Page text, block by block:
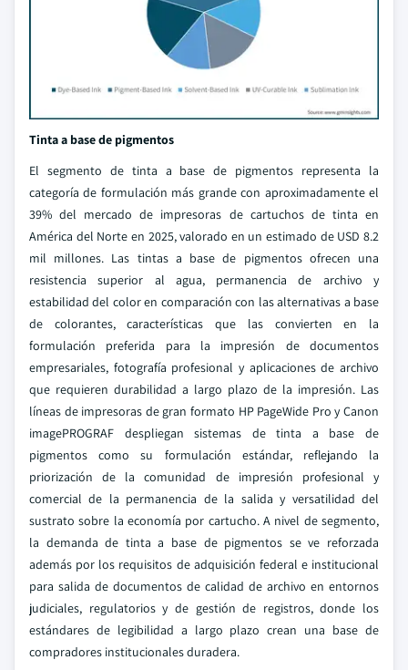
Tinta a base de pigmentos
El segmento de tinta a base de pigmentos representa la
categoría de formulación más grande con aproximadamente el
39% del mercado de impresoras de cartuchos de tinta en
América del Norte en 2025, valorado en un estimado de USD 8.2
mil millones. Las tintas a base de pigmentos ofrecen una
resistencia superior al agua, permanencia de archivo y
estabilidad del color en comparación con las alternativas a base
de colorantes, características que las convierten en la
formulación preferida para la impresión de documentos
empresariales, fotografía profesional y aplicaciones de archivo
que requieren durabilidad a largo plazo de la impresión. Las
líneas de impresoras de gran formato HP PageWide Pro y Canon
imagePROGRAF despliegan sistemas de tinta a base de
pigmentos como su formulación estándar, reflejando la
priorización de la comunidad de impresión profesional y
comercial de la permanencia de la salida y versatilidad del
sustrato sobre la economía por cartucho. A nivel de segmento,
la demanda de tinta a base de pigmentos se ve reforzada
además por los requisitos de adquisición federal e institucional
para salida de documentos de calidad de archivo en entornos
judiciales, regulatorios y de gestión de registros, donde los
estándares de legibilidad a largo plazo crean una base de
compradores institucionales duradera.